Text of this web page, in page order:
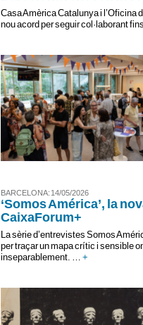
Casa Amèrica Catalunya i l’Oficina
nou acord per seguir col·laborant
BARCELONA : 14/05/2026
‘Somos América’, la
CaixaForum+
La sèrie d’entrevistes Somos
per traçar un mapa crític i sensible
inseparablement. … +